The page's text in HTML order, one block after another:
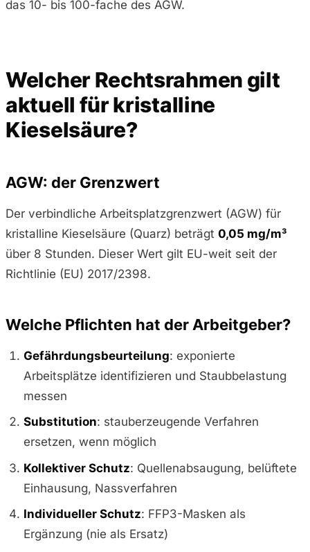
das 10- bis 100-fache des AGW.
Welcher Rechtsrahmen gilt
aktuell für kristalline
Kieselsäure?
AGW: der Grenzwert
Der verbindliche Arbeitsplatzgrenzwert (AGW) für
kristalline Kieselsäure (Quarz) beträgt 0,05 mg/m³
über 8 Stunden. Dieser Wert gilt EU-weit seit der
Richtlinie (EU) 2017/2398.
Welche Pflichten hat der Arbeitgeber?
Gefährdungsbeurteilung: exponierte
Arbeitsplätze identifizieren und Staubbelastung
messen
Substitution: stauberzeugende Verfahren
ersetzen, wenn möglich
Kollektiver Schutz: Quellenabsaugung, belüftete
Einhausung, Nassverfahren
Individueller Schutz: FFP3-Masken als
Ergänzung (nie als Ersatz)